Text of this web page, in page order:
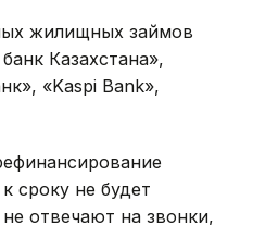
жилищных займов
Казахстана»,
«Kaspi Bank»,
сроку не будет
отвечают на звонки,